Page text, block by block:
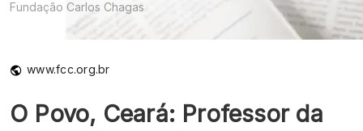
Fundação Carlos Chagas
www.fcc.org.br
O Povo, Ceará: Professor da